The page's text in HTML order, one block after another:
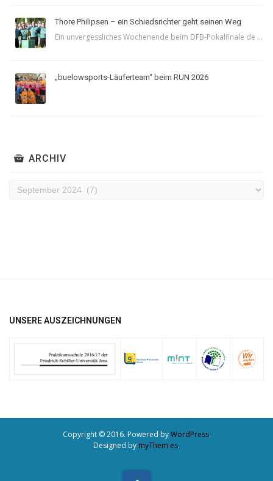
Thore Philipsen – ein Schiedsrichter geht seinen Weg
Ein unvergessliches Wochenende beim DFB-Pokalfinale de ...
„buelowsports-Läuferteam“ beim RUN 2026
ARCHIV
Archiv
UNSERE AUSZEICHNUNGEN
Copyright © 2016. Powered byWordPress.
Designed by myThem.es.